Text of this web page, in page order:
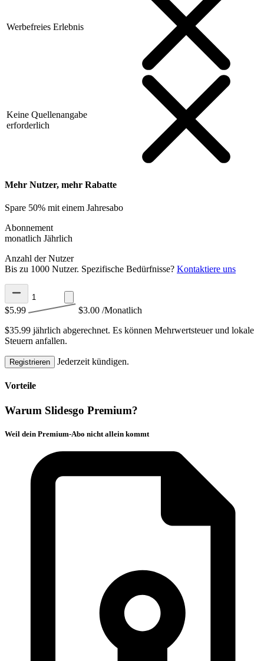
Werbefreies Erlebnis
Keine Quellenangabe
erforderlich
Mehr Nutzer, mehr Rabatte
Spare 50% mit einem Jahresabo
Abonnement
monatlich Jährlich
Anzahl der Nutzer
Bis zu 1000 Nutzer. Spezifische Bedürfnisse? Kontaktiere uns
$5.99 $3.00 /Monatlich
$35.99 jährlich abgerechnet. Es können Mehrwertsteuer und lokale
Steuern anfallen.
Registrieren Jederzeit kündigen.
Vorteile
Warum Slidesgo Premium?
Weil dein Premium-Abo nicht allein kommt